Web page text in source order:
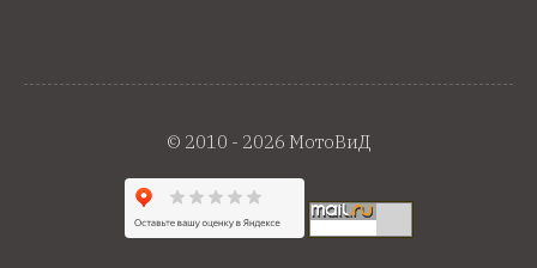
© 2010 - 2026 МотоВиД